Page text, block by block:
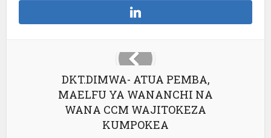
DKT.DIMWA- ATUA PEMBA,
MAELFU YA WANANCHI NA
WANA CCM WAJITOKEZA
KUMPOKEA